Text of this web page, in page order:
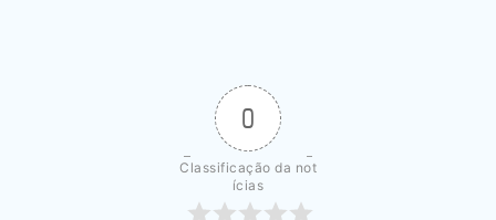
0
Classificação da not
ícias